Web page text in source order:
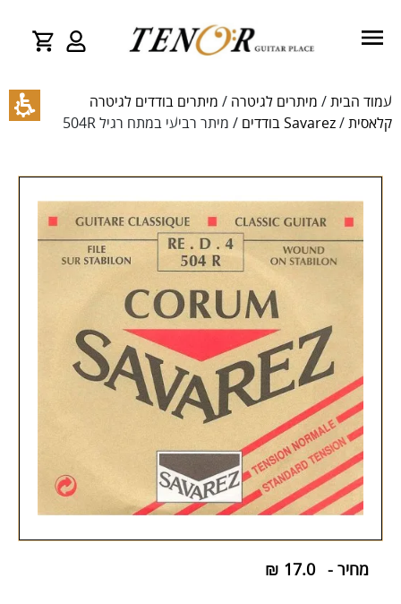
עמוד הבית / מיתרים לגיטרה / מיתרים בודדים לגיטרה
קלאסית / Savarez בודדים / מיתר רביעי במתח רגיל 504R
מחיר - ₪ 17.0